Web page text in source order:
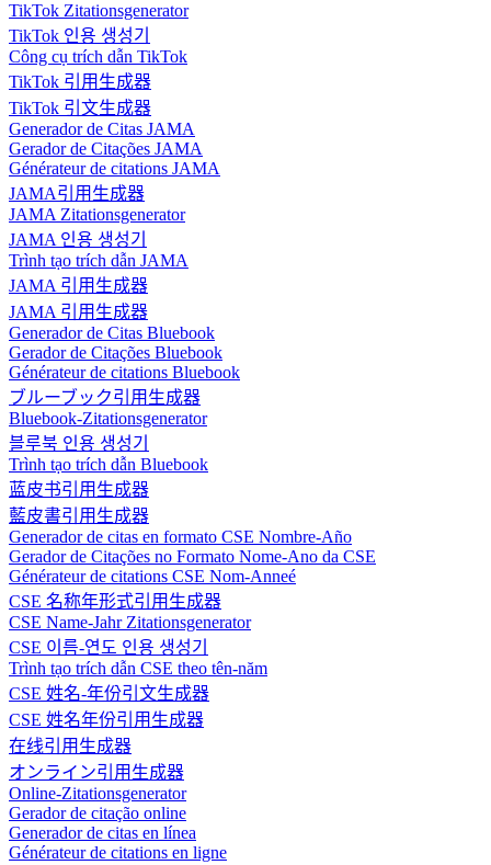
TikTok Zitationsgenerator
TikTok 인용 생성기
Công cụ trích dẫn TikTok
TikTok 引用生成器
TikTok 引文生成器
Generador de Citas JAMA
Gerador de Citações JAMA
Générateur de citations JAMA
JAMA引用生成器
JAMA Zitationsgenerator
JAMA 인용 생성기
Trình tạo trích dẫn JAMA
JAMA 引用生成器
JAMA 引用生成器
Generador de Citas Bluebook
Gerador de Citações Bluebook
Générateur de citations Bluebook
ブルーブック引用生成器
Bluebook-Zitationsgenerator
블루북 인용 생성기
Trình tạo trích dẫn Bluebook
蓝皮书引用生成器
藍皮書引用生成器
Generador de citas en formato CSE Nombre-Año
Gerador de Citações no Formato Nome-Ano da CSE
Générateur de citations CSE Nom-Anneé
CSE 名称年形式引用生成器
CSE Name-Jahr Zitationsgenerator
CSE 이름-연도 인용 생성기
Trình tạo trích dẫn CSE theo tên-năm
CSE 姓名-年份引文生成器
CSE 姓名年份引用生成器
在线引用生成器
オンライン引用生成器
Online-Zitationsgenerator
Gerador de citação online
Generador de citas en línea
Générateur de citations en ligne